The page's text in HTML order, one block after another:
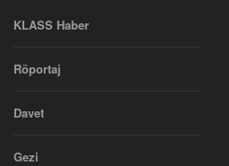
KLASS Haber
Röportaj
Davet
Gezi